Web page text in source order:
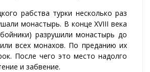
рабства турки несколько раз
монастырь. В конце XVIII века
разрушили монастырь до
всех монахов. По преданию их
После чего это место надолго
и забвение.